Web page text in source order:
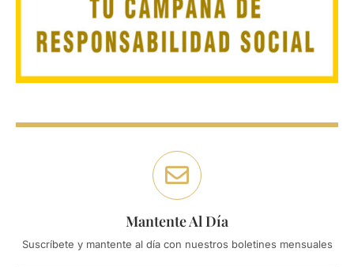
Mantente Al Día
Suscríbete y mantente al día con nuestros boletines mensuales